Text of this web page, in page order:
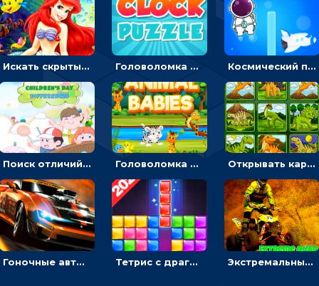
Искать скрытый алфавит на картинках с мультяшными героями - головоломка для детей Головоломка с часами для детей: читать время по циферблату Космический побег: двигать космонавта, чтобы попасть к кораблю
Поиск отличий на картинках с детьми - головоломка Головоломка Звери-малыши: открывай карточки по очереди, чтобы найти одинаковые Открывать картинки с динозаврами и складывать в пары по памяти - головоломка
Гоночные авто в пазлах: разбей картинку и собери снова Тетрис с драгоценными камнями: расставляй блоки, чтобы получить линию - головоломка Экстремальные пазлы с квадроциклами: собирать крутые тачки